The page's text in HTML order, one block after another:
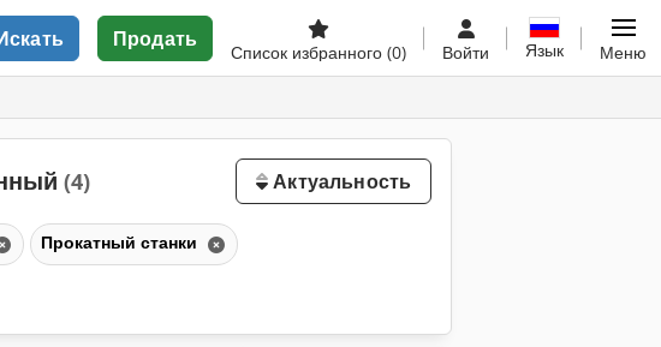
Продать
Список избранного (0) Войти Язык Меню
(4) Актуальность
Прокатный станки